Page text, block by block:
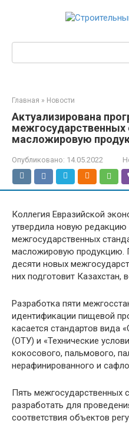
Поиск:
Главная » Новости
Актуализирована
межгосударственных
масложировую
Опубликовано: 14.05.2022
Коллегия Евразийской
утвердила новую
межгосударственных
масложировую продукцию.
десяти новых
них подготовит Казахстан,
Разработка пяти
идентификации пищевой
касается стандартов вида
(ОТУ) и «Технические
кокосового, пальмового,
нерафинированного и
Пять межгосударственных
разработать для
соответствия объектов